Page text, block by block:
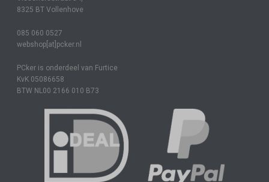
8325 BT Vollenhove
085 060 0527
webshop[at]pcker.nl
PCker is onderdeel van Furtice
KvK 05086658
BTW NL00 2166 010 B73